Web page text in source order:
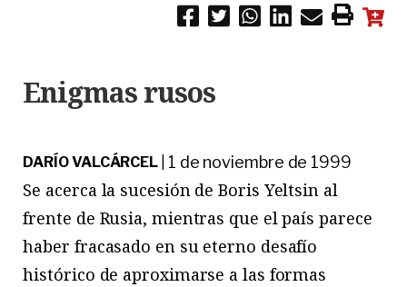
Enigmas rusos
DARÍO VALCÁRCEL 1 de noviembre de 1999
Se acerca la sucesión de Boris Yeltsin al
frente de Rusia, mientras que el país parece
haber fracasado en su eterno desafío
histórico de aproximarse a las formas